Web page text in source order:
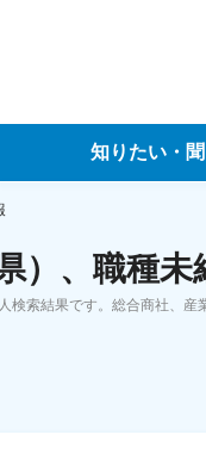
知りたい・
データで見る転職
）、職種
索結果です。総合商社、